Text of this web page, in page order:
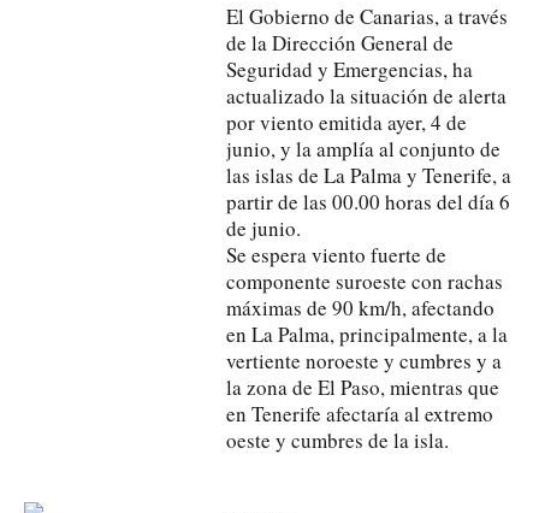
El Gobierno de Canarias, a través
de la Dirección General de
Seguridad y Emergencias, ha
actualizado la situación de alerta
por viento emitida ayer, 4 de
junio, y la amplía al conjunto de
las islas de La Palma y Tenerife, a
partir de las 00.00 horas del día 6
de junio.
Se espera viento fuerte de
componente suroeste con rachas
máximas de 90 km/h, afectando
en La Palma, principalmente, a la
vertiente noroeste y cumbres y a
la zona de El Paso, mientras que
en Tenerife afectaría al extremo
oeste y cumbres de la isla.